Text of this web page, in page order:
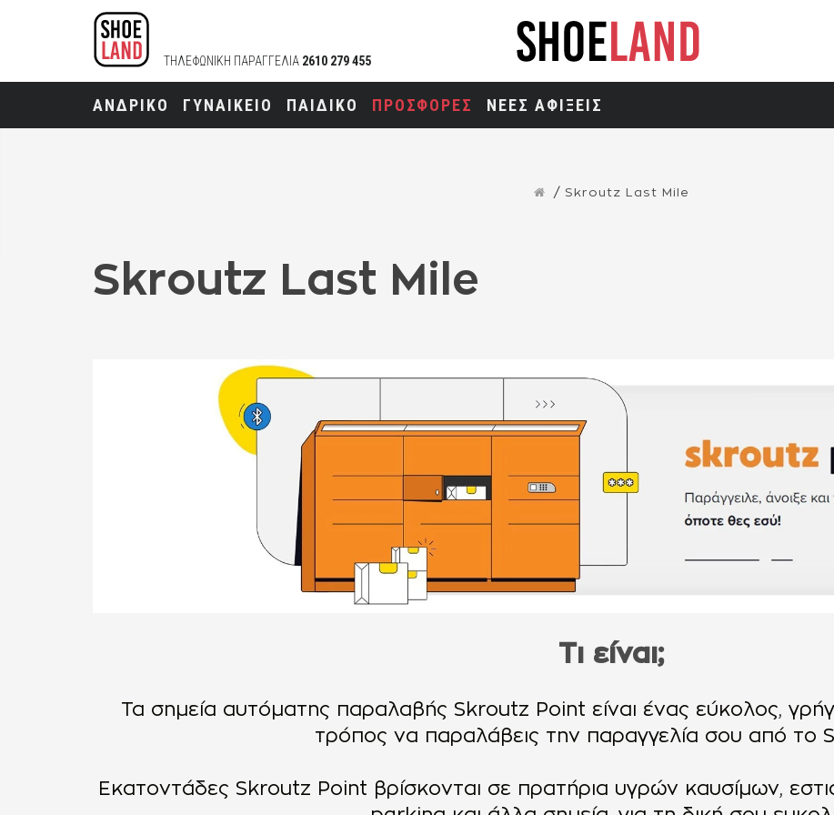
ΤΗΛΕΦΩΝΙΚΗ ΠΑΡΑΓΓΕΛΙΑ 2610 279 455
ΑΝΔΡΙΚΟ ΓΥΝΑΙΚΕΙΟ ΠΑΙΔΙΚΟ ΠΡΟΣΦΟΡΕΣ ΝΕΕΣ ΑΦΙΞΕΙΣ
Skroutz Last Mile
Skroutz Last Mile
Tι είναι;
Τα σημεία αυτόματης παραλαβής Skroutz Point είναι ένας εύκολος,
τρόπος να παραλάβεις την παραγγελία σου από το
Εκατοντάδες Skroutz Point βρίσκονται σε πρατήρια υγρών καυσίμων,